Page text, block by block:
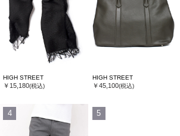
HIGH STREET
￥15,180(税込)
HIGH STREET
￥45,100(税込)
4 5